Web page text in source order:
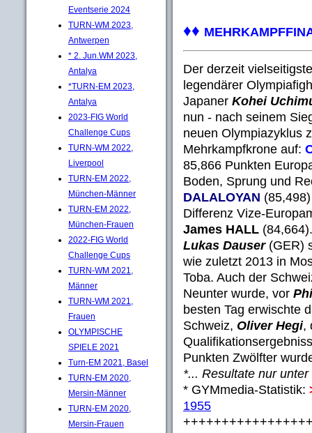
Eventserie 2024
TURN-WM 2023,
Antwerpen
* 2. Jun.WM 2023,
Antalya
*TURN-EM 2023,
Antalya
2023-FIG World
Challenge Cups
TURN-WM 2022,
Liverpool
TURN-EM 2022,
München-Männer
TURN-EM 2022,
München-Frauen
2022-FIG World
Challenge Cups
TURN-WM 2021,
Männer
TURN-WM 2021,
Frauen
OLYMPISCHE
SPIELE 2021
Turn-EM 2021, Basel
TURN-EM 2020,
Mersin-Männer
TURN-EM 2020,
Mersin-Frauen
♦♦
Der derzeit
legendärer
Japaner Kohei
nun - nach seinem
neuen Olympiazyklus
Mehrkampfkrone auf:
85,866 Punkten
Boden, Sprung und
DALALOYAN
Differenz Vize-
James HALL (84,664).
Lukas Dauser(GER)
wie zuletzt 2013 in
Toba. Auch der
Neunter wurde, vor
besten Tag erwischte
Schweiz, Oliver Hegi,
Punkten Zwölfter
*... Resultate nur unter
* GYMmedia-Statistik:
1955